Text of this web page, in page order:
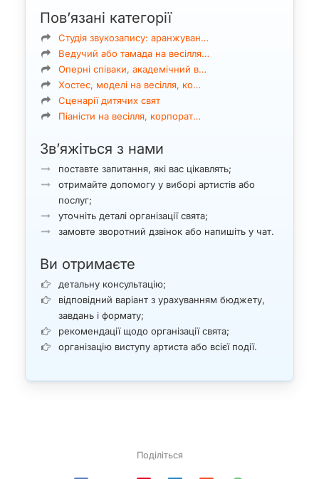
Пов’язані категорії
Студія звукозапису: аранжуван…
Ведучий або тамада на весілля…
Оперні співаки, академічний в…
Хостес, моделі на весілля, ко…
Сценарії дитячих свят
Піаністи на весілля, корпорат…
Зв’яжіться з нами
поставте запитання, які вас цікавлять;
отримайте допомогу у виборі артистів або
послуг;
уточніть деталі організації свята;
замовте зворотний дзвінок або напишіть у чат.
Ви отримаєте
детальну консультацію;
відповідний варіант з урахуванням бюджету,
завдань і формату;
рекомендації щодо організації свята;
організацію виступу артиста або всієї події.
Поділіться